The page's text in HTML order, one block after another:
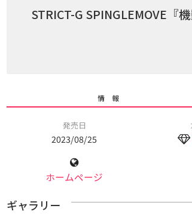
STRICT-G SPINGLEMOVE『
情 報
発売日
2023/08/25
ホームページ
ギャラリー